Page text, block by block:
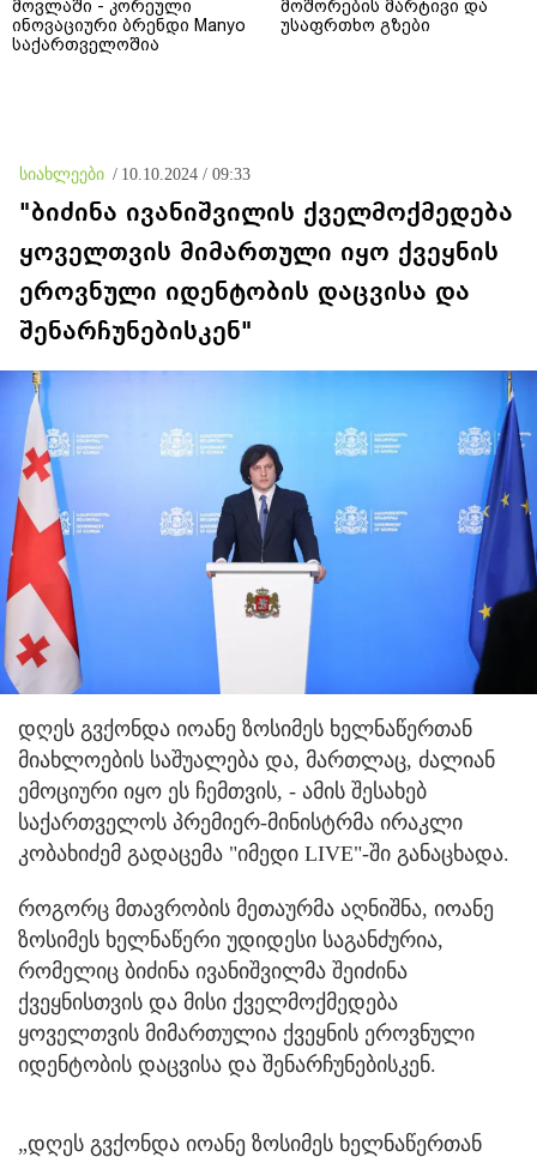
მოვლაში - კორეული
ინოვაციური ბრენდი Manyo
საქართველოშია
მოშორების მარტივი და
უსაფრთხო გზები
სიახლეები / 10.10.2024 / 09:33
"ბიძინა ივანიშვილის ქველმოქმედება
ყოველთვის მიმართული იყო ქვეყნის
ეროვნული იდენტობის დაცვისა და
შენარჩუნებისკენ"
დღეს გვქონდა იოანე ზოსიმეს ხელნაწერთან
მიახლოების საშუალება და, მართლაც, ძალიან
ემოციური იყო ეს ჩემთვის, - ამის შესახებ
საქართველოს პრემიერ-მინისტრმა ირაკლი
კობახიძემ გადაცემა "იმედი LIVE"-ში განაცხადა.
როგორც მთავრობის მეთაურმა აღნიშნა, იოანე
ზოსიმეს ხელნაწერი უდიდესი საგანძურია,
რომელიც ბიძინა ივანიშვილმა შეიძინა
ქვეყნისთვის და მისი ქველმოქმედება
ყოველთვის მიმართულია ქვეყნის ეროვნული
იდენტობის დაცვისა და შენარჩუნებისკენ.
„დღეს გვქონდა იოანე ზოსიმეს ხელნაწერთან